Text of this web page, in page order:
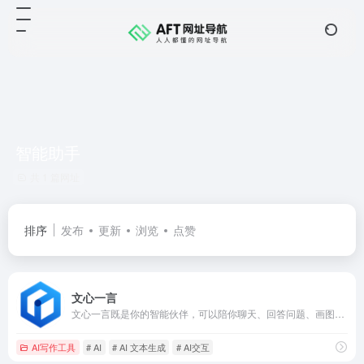
排序 发布 更新 浏览 点赞
文心一言
AI写作工具 # AI # AI 文本生成 # AI交互